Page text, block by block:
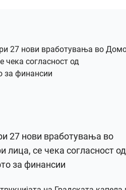
27 нови вработувања во
лица, се чека согласност од
за финансии